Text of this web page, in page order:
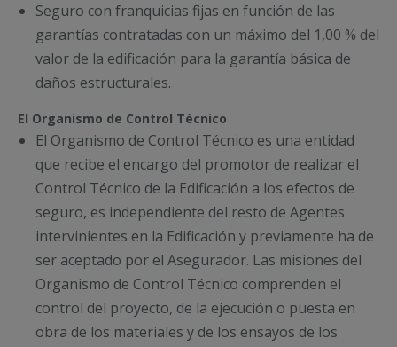
Seguro con franquicias fijas en función de las
garantías contratadas con un máximo del 1,00 % del
valor de la edificación para la garantía básica de
daños estructurales.
El Organismo de Control Técnico
El Organismo de Control Técnico es una entidad
que recibe el encargo del promotor de realizar el
Control Técnico de la Edificación a los efectos de
seguro, es independiente del resto de Agentes
intervinientes en la Edificación y previamente ha de
ser aceptado por el Asegurador. Las misiones del
Organismo de Control Técnico comprenden el
control del proyecto, de la ejecución o puesta en
obra de los materiales y de los ensayos de los